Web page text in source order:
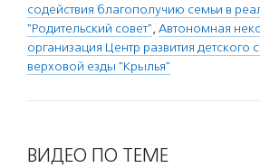
содействия благополучию семьи в
"Родительский совет", Автономная
организация Центр развития детского
верховой езды "Крылья"
ВИДЕО ПО ТЕМЕ